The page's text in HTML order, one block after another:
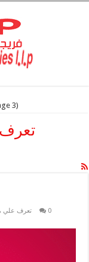
3)
تعرف
تعرف علي
0